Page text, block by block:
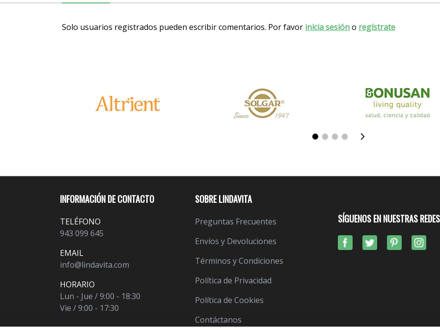
Solo usuarios registrados pueden escribir comentarios. Por favor inicia sesióno regístrate
INFORMACIÓN DE CONTACTO
TELÉFONO
943 099 645
EMAIL
info@lindavita.com
HORARIO
Lun - Jue / 9:00 - 18:30
Vie / 9:00 - 17:30
SOBRE LINDAVITA
Preguntas Frecuentes
Envíos y Devoluciones
Términos y Condiciones
Política de Privacidad
Política de Cookies
Contáctanos
SÍGUENOS EN NUESTRAS